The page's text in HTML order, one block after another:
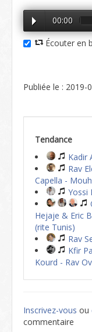
00:00
Écouter en
Publiée le : 2019-
Tendance
Kadir
Rav
Capella -
Yossi
Hejaje & Eric
(rite Tunis)
Rav
Kfir
Kourd - Rav
Inscrivez-vous ou
commentaire